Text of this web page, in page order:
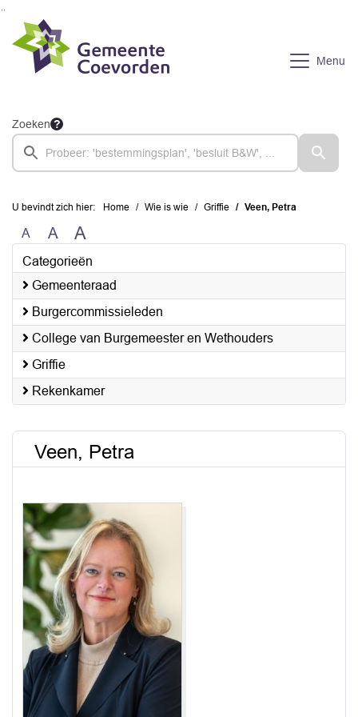
Ga naar de inhoud van deze pagina
Ga naar het zoeken
Ga naar het menu
Menu
Zoeken
U bevindt zich hier: Home Wie is wie Griffie Veen, Petra
A A A
Categorieën
Gemeenteraad
Burgercommissieleden
College van Burgemeester en Wethouders
Griffie
Rekenkamer
Veen, Petra